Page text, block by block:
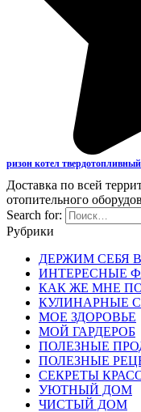
ризон котел твердотопливный
Доставка по всей
отопительного
Search for:
Рубрики
ДЕРЖИМ СЕБЯ
ИНТЕРЕСНЫЕ
КАК ЖЕ МНЕ
КУЛИНАРНЫЕ
МОЕ ЗДОРОВЬЕ
МОЙ ГАРДЕРОБ
ПОЛЕЗНЫЕ
ПОЛЕЗНЫЕ
СЕКРЕТЫ
УЮТНЫЙ ДОМ
ЧИСТЫЙ ДОМ